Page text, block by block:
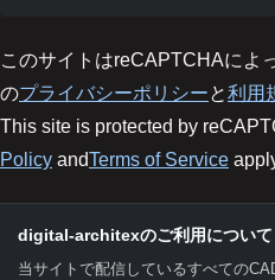
このサイトはreCAPTCHAによ
のプライバシーポリシーと利用
This site is protected by
Policy andTerms of Service
digital-architexのご利用について
当サイトで配信しているすべての